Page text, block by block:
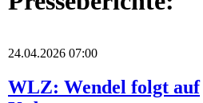
24.04.2026 07:00
WLZ: Wendel folgt auf